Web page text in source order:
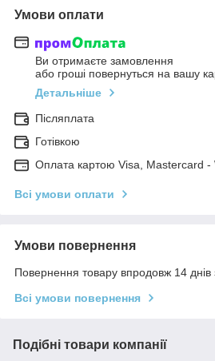
Умови оплати
Ви отримаєте замовлення
або гроші повернуться на вашу
Детальніше
Післяплата
Готівкою
Оплата картою Visa, Mastercard -
Всі умови оплати
Умови повернення
Повернення товару впродовж 14 днів
Всі умови повернення
Подібні товари компанії